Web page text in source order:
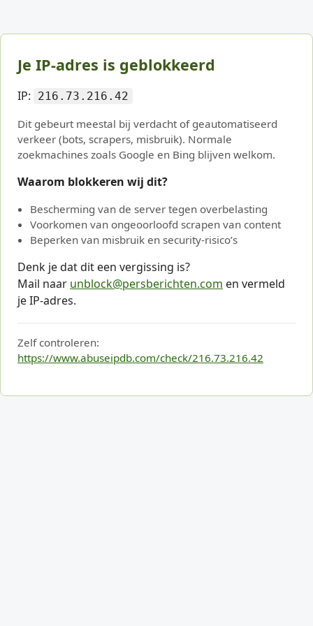
Je IP-adres is geblokkeerd
IP: 216.73.216.42
Dit gebeurt meestal bij verdacht of geautomatiseerd
verkeer (bots, scrapers, misbruik). Normale
zoekmachines zoals Google en Bing blijven welkom.
Waarom blokkeren wij dit?
Bescherming van de server tegen overbelasting
Voorkomen van ongeoorloofd scrapen van content
Beperken van misbruik en security-risico’s
Denk je dat dit een vergissing is?
Mail naar unblock@persberichten.com en vermeld
je IP-adres.
Zelf controleren:
https://www.abuseipdb.com/check/216.73.216.42